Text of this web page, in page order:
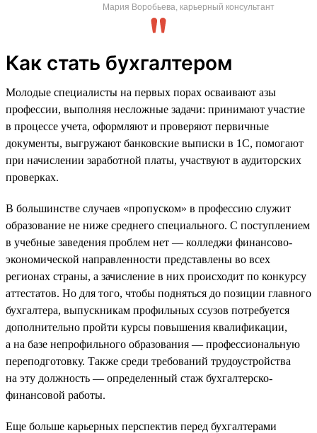
Мария Воробьева, карьерный консультант
Как стать бухгалтером
Молодые специалисты на первых порах осваивают азы
профессии, выполняя несложные задачи: принимают участие
в процессе учета, оформляют и проверяют первичные
документы, выгружают банковские выписки в 1С, помогают
при начислении заработной платы, участвуют в аудиторских
проверках.
В большинстве случаев «пропуском» в профессию служит
образование не ниже среднего специального. С поступлением
в учебные заведения проблем нет — колледжи финансово-
экономической направленности представлены во всех
регионах страны, а зачисление в них происходит по конкурсу
аттестатов. Но для того, чтобы подняться до позиции главного
бухгалтера, выпускникам профильных ссузов потребуется
дополнительно пройти курсы повышения квалификации,
а на базе непрофильного образования — профессиональную
переподготовку. Также среди требований трудоустройства
на эту должность — определенный стаж бухгалтерско-
финансовой работы.
Еще больше карьерных перспектив перед бухгалтерами